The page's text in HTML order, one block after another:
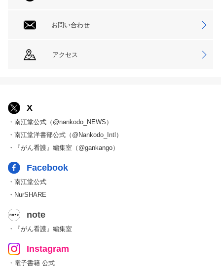
お問い合わせ
アクセス
X
・南江堂公式（@nankodo_NEWS）
・南江堂洋書部公式（@Nankodo_Intl）
・『がん看護』編集室（@gankango）
Facebook
・南江堂公式
・NurSHARE
note
・『がん看護』編集室
Instagram
・電子書籍 公式